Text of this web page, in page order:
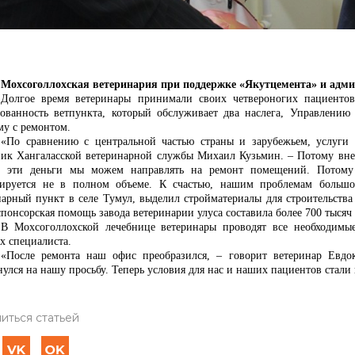
Мохсоголлохская ветеринария при поддержке «Якутцемента» и
Долгое время ветеринары принимали своих четвероногих
ветпункта, который обслуживает два наслега,
с ремонтом.
«По сравнению с центральной частью страны и зарубежьем, услуги
Хангаласской ветеринарной службы Михаил Кузьмин. – Потому
эти деньги мы можем направлять на ремонт помещений. Потому
не в полном объеме. К счастью, нашим проблемам
пункт в селе Тумул, выделил стройматериалы для
помощь завода ветеринарии улуса составила более 700
В Мохсоголлохской лечебнице ветеринары проводят все
специалиста.
«После ремонта наш офис преобразился, – говорит ветеринар
на нашу просьбу. Теперь условия для нас и наших пациентов
статьей